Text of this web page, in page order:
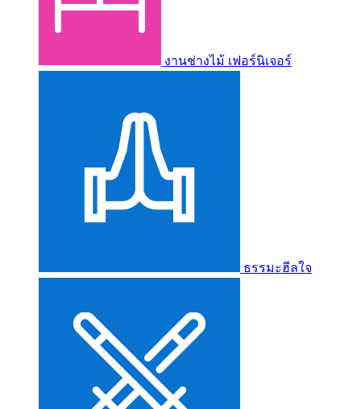
งานช่างไม้ เฟอร์นิเจอร์
ธรรมะฮีลใจ